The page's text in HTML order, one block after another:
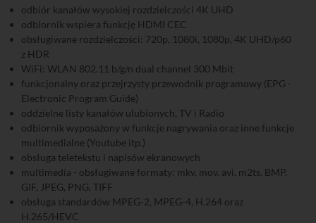
odbiór kanałów wysokiej rozdzielczości 4K UHD
odbiornik wspiera funkcję HDMI CEC
obsługiwane rozdzielczości: 720p, 1080i, 1080p, 4K UHD/p60
z HDR
WiFi: WLAN 802.11 b/g/n dual channel 300 Mbit
funkcjonalny oraz przejrzysty przewodnik programowy (EPG -
Electronic Program Guide)
oddzielne listy kanałów ulubionych, TV i Radio
odbiornik wyposażony w funkcje nagrywania oraz inne funkcje
multimedialne (Youtube itp.)
obsługa teletekstu i napisów ekranowych
multimedia - obsługiwane formaty: mkv, mov, avi, m2ts, BMP,
GIF, JPEG, PNG, TIFF
obsługa standardów MPEG-2, MPEG-4, H.264 oraz
H.265/HEVC